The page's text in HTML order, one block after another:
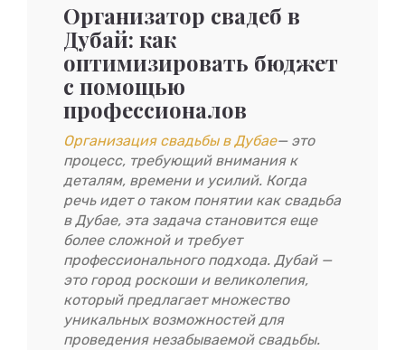
Организатор свадеб в
Дубай: как
оптимизировать бюджет
с помощью
профессионалов
Организация свадьбы в Дубае— это
процесс, требующий внимания к
деталям, времени и усилий. Когда
речь идет о таком понятии как свадьба
в Дубае, эта задача становится еще
более сложной и требует
профессионального подхода. Дубай —
это город роскоши и великолепия,
который предлагает множество
уникальных возможностей для
проведения незабываемой свадьбы.